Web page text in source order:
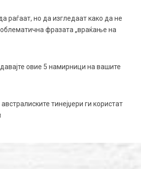
раѓаат, но да изгледаат како да не
фразата „враќање на
овие 5 намирници на вашите
тинејџери ги користат